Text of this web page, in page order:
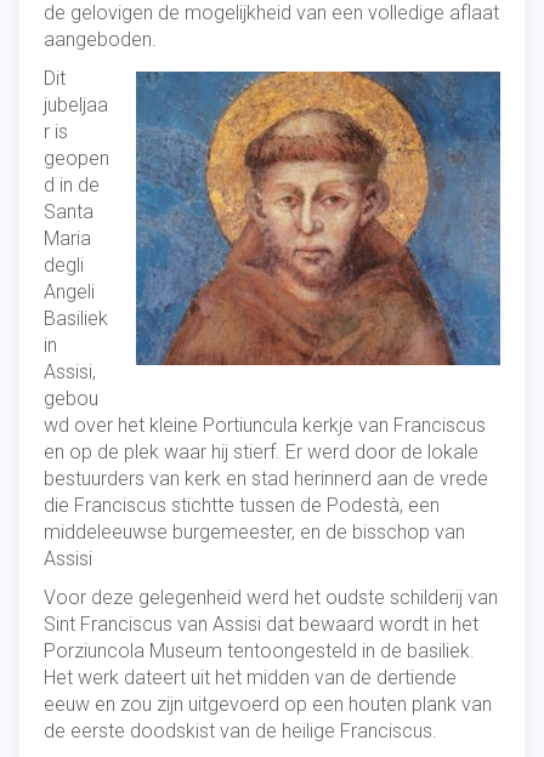
de gelovigen de mogelijkheid van een volledige aflaat
aangeboden.
Dit
jubeljaa
r is
geopen
d in de
Santa
Maria
degli
Angeli
Basiliek
in
Assisi,
gebou
wd over het kleine Portiuncula kerkje van Franciscus
en op de plek waar hij stierf. Er werd door de lokale
bestuurders van kerk en stad herinnerd aan de vrede
die Franciscus stichtte tussen de Podestà, een
middeleeuwse burgemeester, en de bisschop van
Assisi
Voor deze gelegenheid werd het oudste schilderij van
Sint Franciscus van Assisi dat bewaard wordt in het
Porziuncola Museum tentoongesteld in de basiliek.
Het werk dateert uit het midden van de dertiende
eeuw en zou zijn uitgevoerd op een houten plank van
de eerste doodskist van de heilige Franciscus.